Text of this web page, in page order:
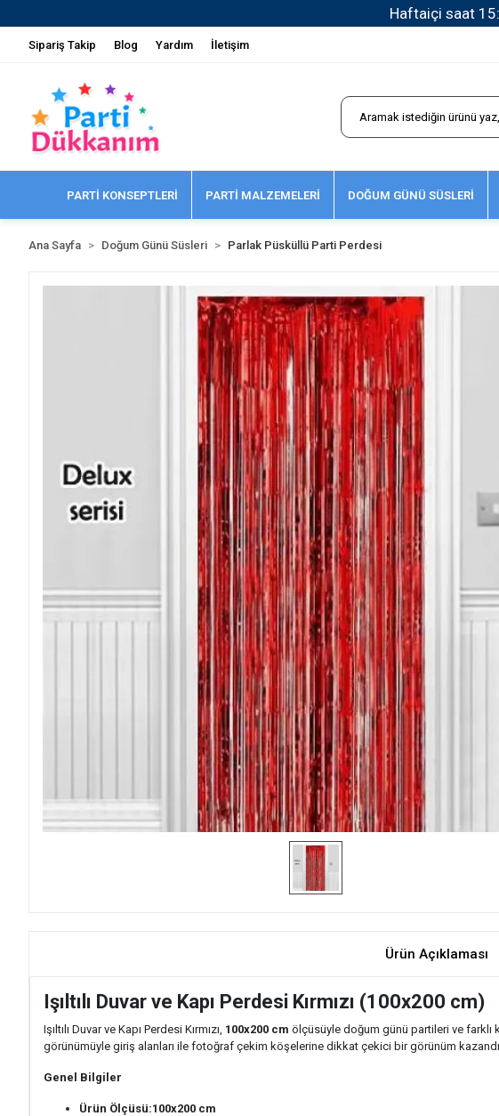
Sipariş Takip Blog Yardım İletişim
PARTİ KONSEPTLERİ PARTİ MALZEMELERİ DOĞUM GÜNÜ SÜSLERİ
Ana Sayfa Doğum Günü Süsleri Parlak Püsküllü Parti Perdesi
Ürün Açıklaması
Işıltılı Duvar ve Kapı Perdesi Kırmızı (100x200 cm)
Işıltılı Duvar ve Kapı Perdesi Kırmızı, 100x200 cm ölçüsüyle doğum günü partileri ve farklı
görünümüyle giriş alanları ile fotoğraf çekim köşelerine dikkat çekici bir görünüm
Genel Bilgiler
Ürün Ölçüsü:100x200 cm